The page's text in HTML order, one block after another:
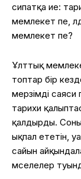
сипатқа ие:
мемлекет пе,
мемлекет пе?
Ұлттық
топтар бір
мерзімді саяси
тарихи
қалдырды.
ықпал ететін,
сайын
мәселелер